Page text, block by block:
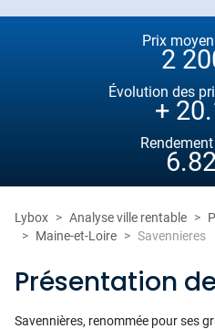
Prix
2
Évolution des
+
Lybox Analyse ville rentable
Maine-et-Loire
Savennieres
Présentation
Savennières, renommée pour ses